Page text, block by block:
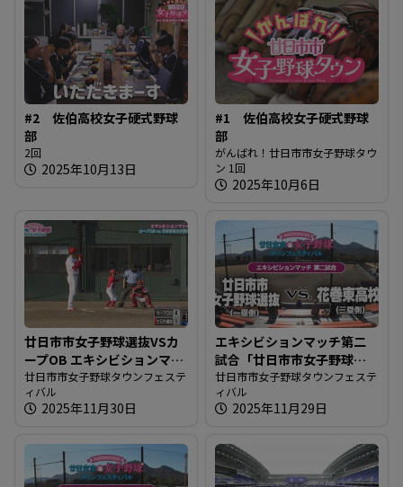
#2 佐伯高校女子硬式野球
部
2回
2025年10月13日
#1 佐伯高校女子硬式野球
部
がんばれ！廿日市市女子野球タウ
ン 1回
2025年10月6日
廿日市市女子野球選抜VSカ
ープOB エキシビションマッ
チ
廿日市市女子野球タウンフェステ
ィバル
2025年11月30日
エキシビションマッチ第二
試合「廿日市市女子野球選
抜 vs. 花巻東高校」
廿日市市女子野球タウンフェステ
ィバル
2025年11月29日